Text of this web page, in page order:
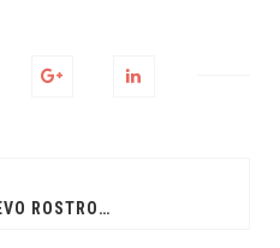
ESTE ES EL NUEVO ROSTRO PARA MÉRIDA: CPL